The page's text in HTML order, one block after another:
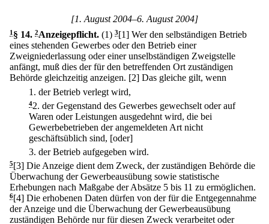
[1. August 2004–6. August 2004]
1§ 14. 2Anzeigepflicht. (1) 3[1] Wer den selbständigen Betrieb
eines stehenden Gewerbes oder den Betrieb einer
Zweigniederlassung oder einer unselbständigen Zweigstelle
anfängt, muß dies der für den betreffenden Ort zuständigen
Behörde gleichzeitig anzeigen. [2] Das gleiche gilt, wenn
1. der Betrieb verlegt wird,
42. der Gegenstand des Gewerbes gewechselt oder auf
Waren oder Leistungen ausgedehnt wird, die bei
Gewerbebetrieben der angemeldeten Art nicht
geschäftsüblich sind, [oder]
3. der Betrieb aufgegeben wird.
5 [3] Die Anzeige dient dem Zweck, der zuständigen Behörde die
Überwachung der Gewerbeausübung sowie statistische
Erhebungen nach Maßgabe der Absätze 5 bis 11 zu ermöglichen.
6[4] Die erhobenen Daten dürfen von der für die Entgegennahme
der Anzeige und die Überwachung der Gewerbeausübung
zuständigen Behörde nur für diesen Zweck verarbeitet oder